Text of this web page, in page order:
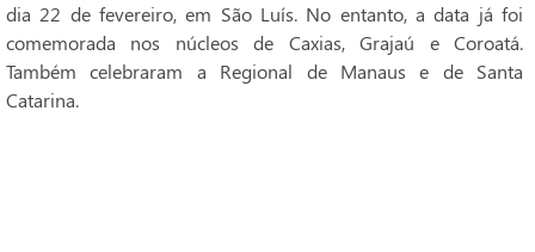
dia 22 de fevereiro, em São Luís. No entanto, a data já foi
comemorada nos núcleos de Caxias, Grajaú e Coroatá.
Também celebraram a Regional de Manaus e de Santa
Catarina.